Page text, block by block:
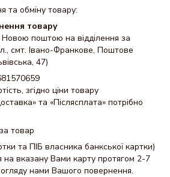
та обміну товару:
товару
поштою на відділення за
смт. Івано-Франкове, Поштове
47)
згідно ціни товару
та «Післясплата» потрібно
товар
та ПІБ власника банкської картки)
вказану Вами карту протягом 2-7
огляду нами Вашого повернення.